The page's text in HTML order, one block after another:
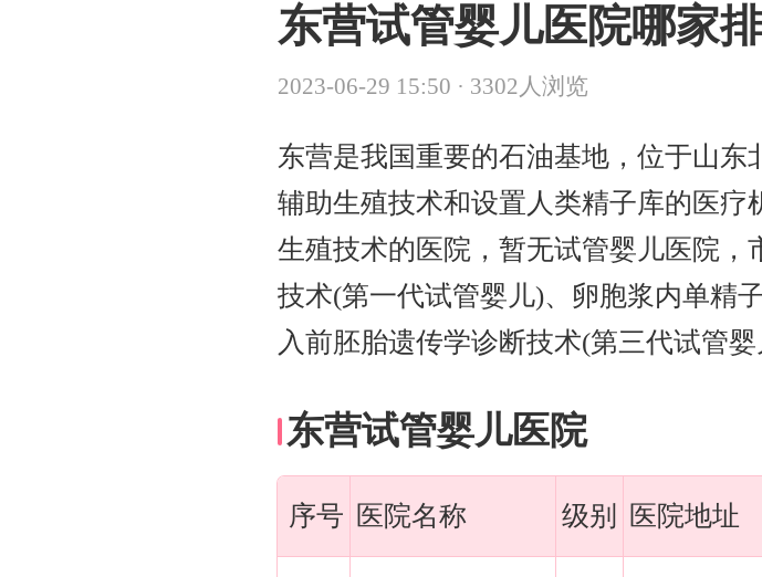
东营试管婴儿医院哪家
2023-06-29 15:50 · 3302人浏览
东营是我国重要的石油基地，位于山
辅助生殖技术和设置人类精子库的医疗
生殖技术的医院，暂无试管婴儿医院
技术(第一代试管婴儿)、卵胞浆内单精
入前胚胎遗传学诊断技术(第三代试管
东营试管婴儿医院
序号 医院名称 级别 医院地址